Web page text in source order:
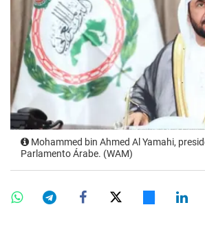
Mohammed bin Ahmed Al Yamahi,
Parlamento Árabe. (WAM)